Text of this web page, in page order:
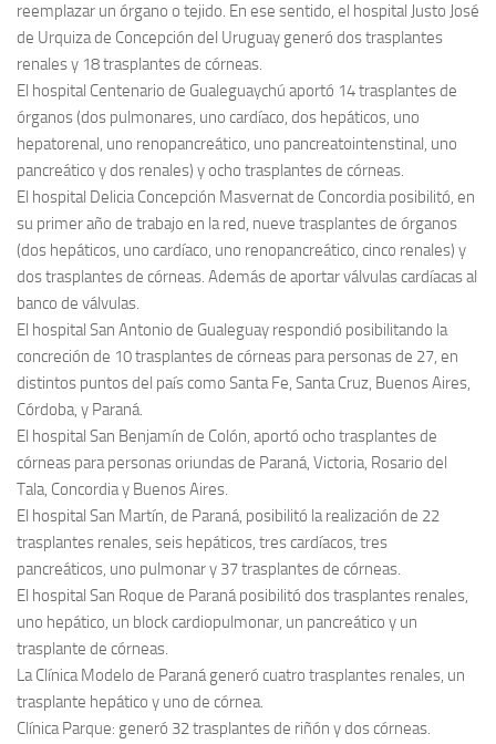
reemplazar un órgano o tejido. En ese sentido, el hospital Justo José
de Urquiza de Concepción del Uruguay generó dos trasplantes
renales y 18 trasplantes de córneas.
El hospital Centenario de Gualeguaychú aportó 14 trasplantes de
órganos (dos pulmonares, uno cardíaco, dos hepáticos, uno
hepatorenal, uno renopancreático, uno pancreatointenstinal, uno
pancreático y dos renales) y ocho trasplantes de córneas.
El hospital Delicia Concepción Masvernat de Concordia posibilitó, en
su primer año de trabajo en la red, nueve trasplantes de órganos
(dos hepáticos, uno cardíaco, uno renopancreático, cinco renales) y
dos trasplantes de córneas. Además de aportar válvulas cardíacas al
banco de válvulas.
El hospital San Antonio de Gualeguay respondió posibilitando la
concreción de 10 trasplantes de córneas para personas de 27, en
distintos puntos del país como Santa Fe, Santa Cruz, Buenos Aires,
Córdoba, y Paraná.
El hospital San Benjamín de Colón, aportó ocho trasplantes de
córneas para personas oriundas de Paraná, Victoria, Rosario del
Tala, Concordia y Buenos Aires.
El hospital San Martín, de Paraná, posibilitó la realización de 22
trasplantes renales, seis hepáticos, tres cardíacos, tres
pancreáticos, uno pulmonar y 37 trasplantes de córneas.
El hospital San Roque de Paraná posibilitó dos trasplantes renales,
uno hepático, un block cardiopulmonar, un pancreático y un
trasplante de córneas.
La Clínica Modelo de Paraná generó cuatro trasplantes renales, un
trasplante hepático y uno de córnea.
Clínica Parque: generó 32 trasplantes de riñón y dos córneas.